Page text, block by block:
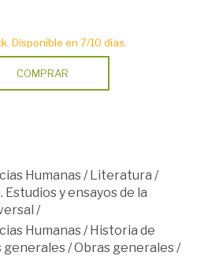
Disponible en 7/10 días.
COMPRAR
Humanas/Literatura /
y ensayos de la
/
Humanas/Historia de
generales/Obras generales/